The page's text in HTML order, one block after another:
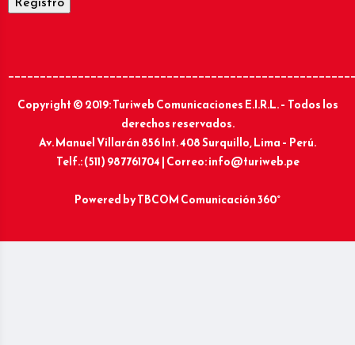
Copyright © 2019: Turiweb Comunicaciones E.I.R.L. – Todos los
derechos reservados.
Av. Manuel Villarán 856 Int. 408 Surquillo, Lima – Perú.
Telf.: (511) 987761704 | Correo: info@turiweb.pe
Powered byTBCOM Comunicación 360°